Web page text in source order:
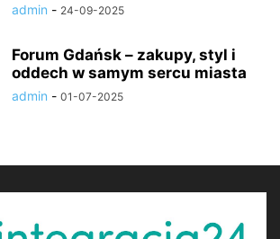
admin - 24-09-2025
Forum Gdańsk – zakupy, styl i
oddech w samym sercu miasta
admin - 01-07-2025